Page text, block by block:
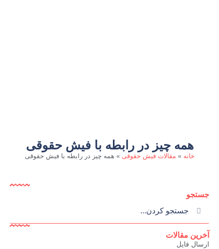
همه چیز در رابطه با فیش حقوقی
خانه » مقالات فیش حقوقی » همه چیز در رابطه با فیش حقوقی
جستجو
آخرین مقالات
ارسال فایل